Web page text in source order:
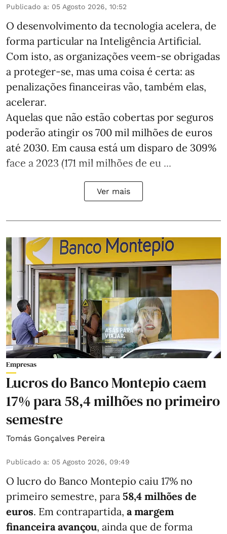
Publicado a: 05 Agosto 2026, 10:52
O desenvolvimento da tecnologia acelera, de
forma particular na Inteligência Artificial.
Com isto, as organizações veem-se obrigadas
a proteger-se, mas uma coisa é certa: as
penalizações financeiras vão, também elas,
acelerar.
Aquelas que não estão cobertas por seguros
poderão atingir os 700 mil milhões de euros
até 2030. Em causa está um disparo de 309%
face a 2023 (171 mil milhões de eu ...
Ver mais
Empresas
Lucros do Banco Montepio caem
17% para 58,4 milhões no primeiro
semestre
Tomás Gonçalves Pereira
Publicado a: 05 Agosto 2026, 09:49
O lucro do Banco Montepio caiu 17% no
primeiro semestre, para 58,4 milhões de
euros. Em contrapartida, a margem
financeira avançou, ainda que de forma